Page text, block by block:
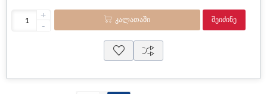
+
-
ᲙᲐᲚᲐᲗᲐᲨᲘ ᲨᲔᲘᲫᲘᲜᲔ